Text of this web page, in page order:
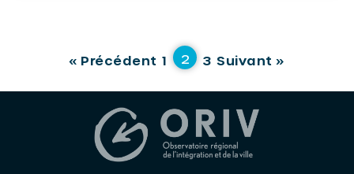
« Précédent 1 2 3 Suivant »